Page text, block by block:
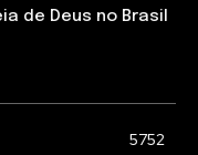
de Deus no Brasil
5752